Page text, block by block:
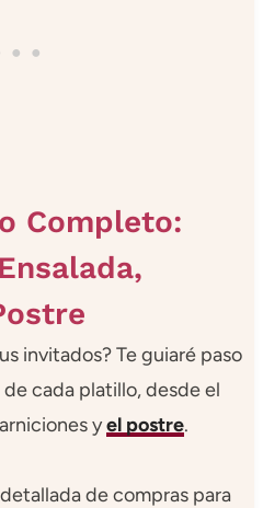
Completo:
invitados? Te guiaré paso
cada platillo, desde el
yel postre.
de compras para